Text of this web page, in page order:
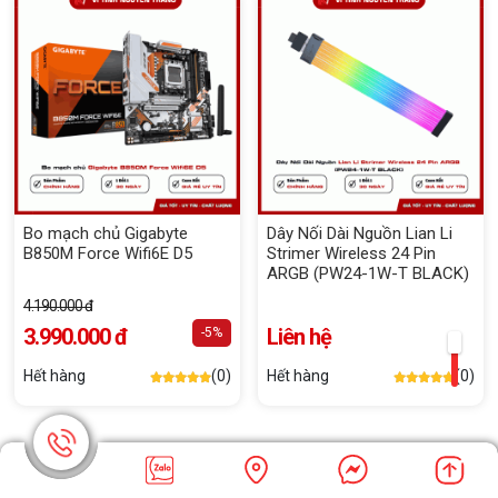
Bo mạch chủ Gigabyte
B850M Force Wifi6E D5
4.190.000 đ
3.990.000 đ -5%
Hết hàng (0)
Dây Nối Dài Nguồn Lian Li
Strimer Wireless 24 Pin
ARGB (PW24-1W-T BLACK)
Liên hệ
Hết hàng (0)